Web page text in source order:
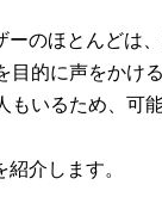
のほとんどは
的に声をかけ
もいるため、可
介します。